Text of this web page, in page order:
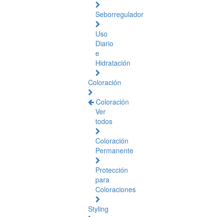
Seborregulador
Uso
Diario
e
Hidratación
Coloración
Coloración
Ver
todos
Coloración
Permanente
Protección
para
Coloraciones
Styling